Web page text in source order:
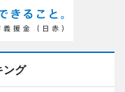
ング